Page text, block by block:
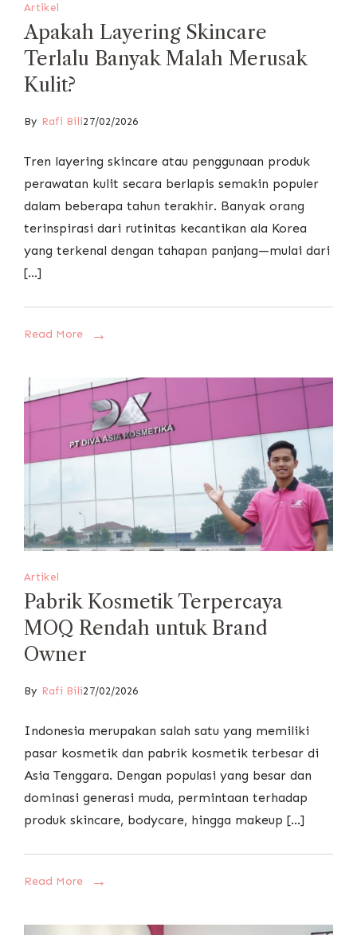
Artikel
Apakah Layering Skincare
Terlalu Banyak Malah Merusak
Kulit?
By Rafi Bili27/02/2026
Tren layering skincare atau penggunaan produk
perawatan kulit secara berlapis semakin populer
dalam beberapa tahun terakhir. Banyak orang
terinspirasi dari rutinitas kecantikan ala Korea
yang terkenal dengan tahapan panjang—mulai dari
[…]
Read More
Artikel
Pabrik Kosmetik Terpercaya
MOQ Rendah untuk Brand
Owner
By Rafi Bili27/02/2026
Indonesia merupakan salah satu yang memiliki
pasar kosmetik dan pabrik kosmetik terbesar di
Asia Tenggara. Dengan populasi yang besar dan
dominasi generasi muda, permintaan terhadap
produk skincare, bodycare, hingga makeup […]
Read More